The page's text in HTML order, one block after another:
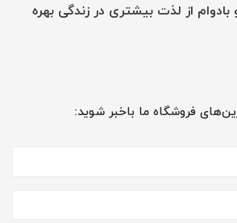
از لذت بیشتری در زندگی بهره
فروشگاه ما باخبر شوید: